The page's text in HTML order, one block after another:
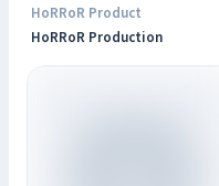
HoRRoR Product
HoRRoR Production